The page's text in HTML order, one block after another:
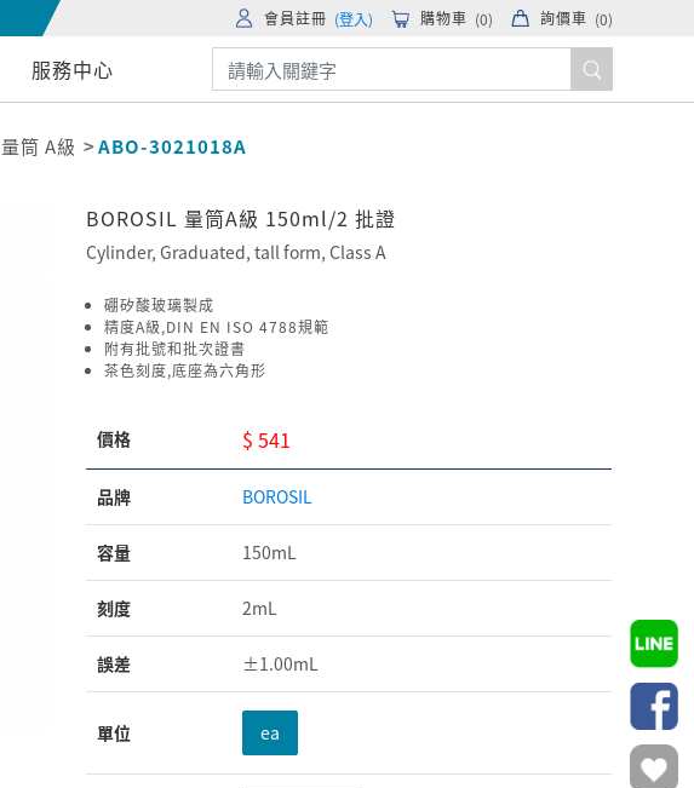
會員註冊 (登入) 購物車 (0) 詢價車 (0)
服務中心
量筒 A級 ABO-3021018A
BOROSIL 量筒A級 150ml/2 批證
Cylinder, Graduated, tall form, Class A
硼矽酸玻璃製成
精度A級,DIN EN ISO 4788規範
附有批號和批次證書
茶色刻度,底座為六角形
價格 $ 541
品牌 BOROSIL
容量 150mL
刻度 2mL
誤差 ±1.00mL
單位 ea